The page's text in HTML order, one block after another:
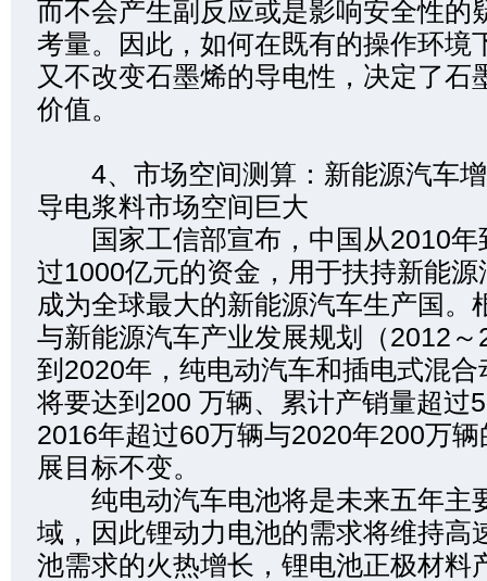
而不会产生副反应或是影响安全性的
考量。因此，如何在既有的操作环境
又不改变石墨烯的导电性，决定了石
价值。
4、市场空间测算：新能源汽车增
导电浆料市场空间巨大
国家工信部宣布，中国从2010年
过1000亿元的资金，用于扶持新能
成为全球最大的新能源汽车生产国。
与新能源汽车产业发展规划（2012
到2020年，纯电动汽车和插电式混
将要达到200 万辆、累计产销量超过
2016年超过60万辆与2020年200万
展目标不变。
纯电动汽车电池将是未来五年主
域，因此锂动力电池的需求将维持高
池需求的火热增长，锂电池正极材料